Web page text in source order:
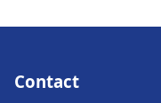
Contact